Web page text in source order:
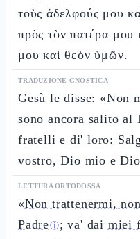
τοὺς ἀδελφούς μου
πρὸς τὸν πατέρα μου
μου καὶ θεὸν ὑμῶν.
TRADUZIONE GNOSTICA
Gesù le disse: «Non
sono ancora salito al
fratelli e di' loro:
vostro, Dio mio e
LETTURA ORTODOSSA
«Non trattenermi,
Padreⓘ; va' dai miei